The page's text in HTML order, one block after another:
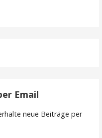
Email
neue Beiträge per